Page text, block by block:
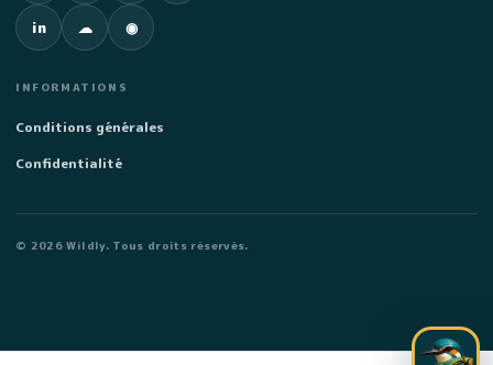
in
LinkedIn ☁
SoundCloud
◉
Spotify
INFORMATIONS
Conditions générales
Confidentialité
© 2026 Wildly. Tous droits réservés.